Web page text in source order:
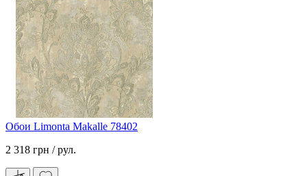
Обои Limonta Makalle 78402
2 318 грн / рул.